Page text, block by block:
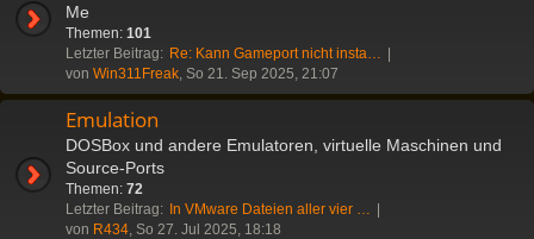
Me
Themen: 101
Letzter Beitrag: Re: Kann Gameport nicht insta…
von Win311Freak, So 21. Sep 2025, 21:07
Emulation
DOSBox und andere Emulatoren, virtuelle Maschinen und
Source-Ports
Themen: 72
Letzter Beitrag: In VMware Dateien aller vier …
von R434, So 27. Jul 2025, 18:18